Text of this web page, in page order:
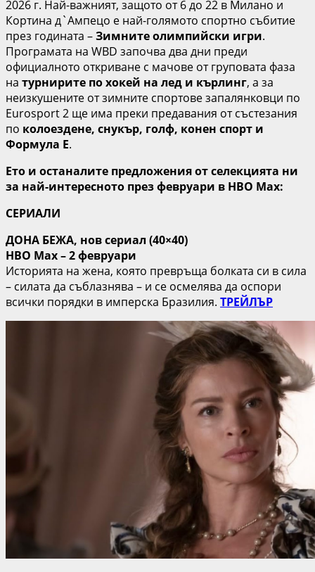
2026 г. Най-важният, защото от 6 до 22 в Милано и
Кортина д`Ампецо е най-голямото спортно събитие
през годината –Зимните олимпийски игри.
Програмата на WBD започва два дни преди
официалното откриване с мачове от груповата фаза
на турнирите по хокей на лед и кърлинг, а за
неизкушените от зимните спортове запалянковци по
Eurosport 2 ще има преки предавания от състезания
по колоездене, снукър, голф, конен спорт и
Формула Е.
Ето и останалите предложения от селекцията ни
за най-интересното през февруари в HBO Max:
СЕРИАЛИ
ДОНА БЕЖА, нов сериал (40×40)
HBO Max – 2 февруари
Историята на жена, която превръща болката си в сила
– силата да съблазнява – и се осмелява да оспори
всички порядки в имперска Бразилия. ТРЕЙЛЪР